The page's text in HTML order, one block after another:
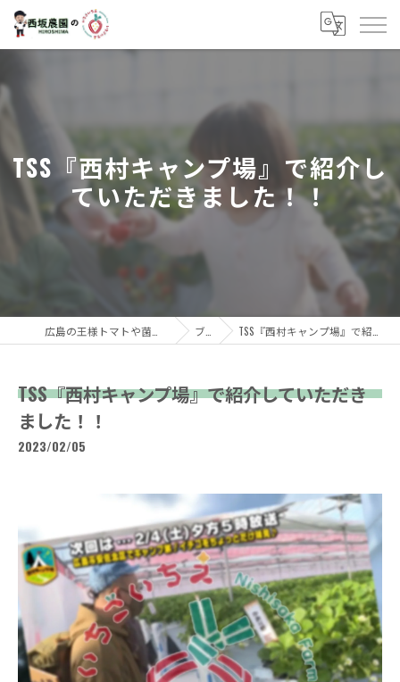
TSS『西村キャンプ場』で紹介し
ていただきました！！
ブログ TSS『西村キャンプ場』で紹介していただきました！！
TSS『西村キャンプ場』で紹介していただき
ました！！
2023/02/05